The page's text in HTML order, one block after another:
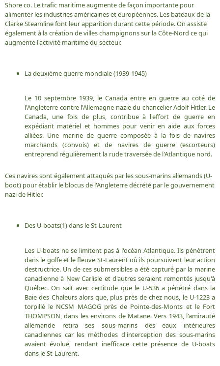
Shore co. Le trafic maritime augmente de façon importante pour
alimenter les industries américaines et européennes. Les bateaux de la
Clarke Steamline font leur apparition durant cette période. On assiste
également à la création de villes champignons sur la Côte-Nord ce qui
augmente l'activité maritime du secteur.
La deuxième guerre mondiale (1939-1945)
Le 10 septembre 1939, le Canada entre en guerre au coté de
l'Angleterre contre l'Allemagne nazie du chancelier Adolf Hitler. Le
Canada, une fois de plus, contribue à l'effort de guerre en
expédiant matériel et hommes pour venir en aide aux forces
alliées. Une marine de guerre composée à la fois de navires
marchands (convois) et de navires de guerre (escorteurs)
entreprend régulièrement la rude traversée de l'Atlantique nord.
Ces navires sont également attaqués par les sous-marins allemands (U-
boot) pour établir le blocus de l'Angleterre décrété par le gouvernement
nazi de Hitler.
Des U-boats(1) dans le St-Laurent
Les U-boats ne se limitent pas à l'océan Atlantique. Ils pénètrent
dans le golfe et le fleuve St-Laurent où ils poursuivent leur action
destructrice. Un de ces submersibles a été capturé par la marine
canadienne à New Carlisle et d'autres seraient remontés jusqu'à
Québec. On sait avec certitude que le U-536 a pénétré dans la
Baie des Chaleurs alors que, plus près de chez nous, le U-1223 a
torpillé le NCSM MAGOG près de Pointe-des-Monts et le Fort
THOMPSON, dans les environs de Matane. Vers 1943, l'amirauté
allemande retira ses sous-marins des eaux intérieures
canadiennes car les méthodes d'interception des sous-marins
avaient évolué, rendant inefficace cette présence de U-boats
dans le St-Laurent.